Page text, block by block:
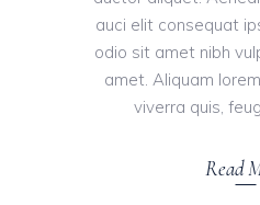
auci elit consequat
odio sit amet nibh
amet. Aliquam
viverra quis,
Read